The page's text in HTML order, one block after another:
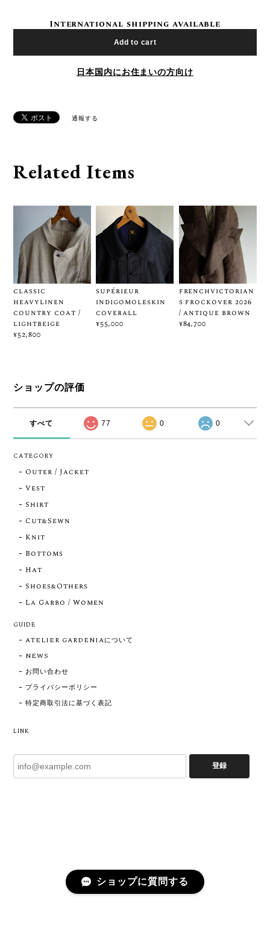
International shipping available
Add to cart
日本国内にお住まいの方向け
通報する
Related Items
classic
heavylinen
country coat /
lightbeige
¥52,800
supérieur
indigomoleskin
coverall
¥55,000
frenchvictorian
s frockover 2026
/ antique brown
¥84,700
ショップの評価
すべて 77 0 0
CATEGORY
Outer / Jacket
Vest
Shirt
Cut&Sewn
Knit
Bottoms
Hat
Shoes&Others
La Garbo / Women
GUIDE
ATELIER GARDENIAについて
NEWS
お問い合わせ
プライバシーポリシー
特定商取引法に基づく表記
LINK
登録
ショップに質問する